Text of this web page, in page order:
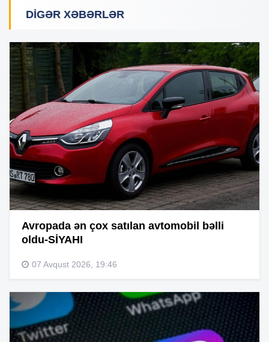
DIGƏR XƏBƏRLƏR
Avropada ən çox satılan avtomobil bəlli
oldu-SİYAHI
07 Avqust 2026, 19:46